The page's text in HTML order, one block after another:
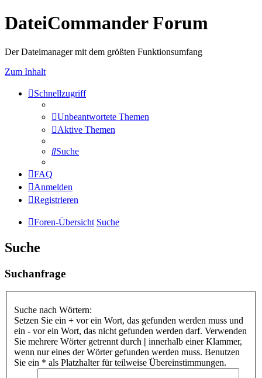
DateiCommander Forum
Der Dateimanager mit dem größten Funktionsumfang
Zum Inhalt
Schnellzugriff
Unbeantwortete Themen
Aktive Themen
Suche
FAQ
Anmelden
Registrieren
Foren-Übersicht Suche
Suche
Suchanfrage
Suche nach Wörtern:
Setzen Sie ein + vor ein Wort, das gefunden werden muss und
ein - vor ein Wort, das nicht gefunden werden darf. Verwenden
Sie mehrere Wörter getrennt durch | innerhalb einer Klammer,
wenn nur eines der Wörter gefunden werden muss. Benutzen
Sie ein * als Platzhalter für teilweise Übereinstimmungen.